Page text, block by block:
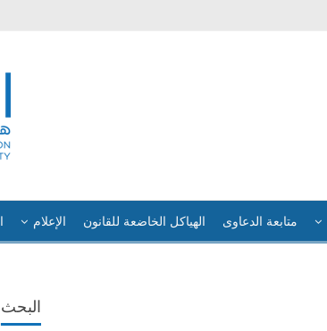
متابعة الدعاوى الهياكل الخاضعة للقانون الإعلام
البحث